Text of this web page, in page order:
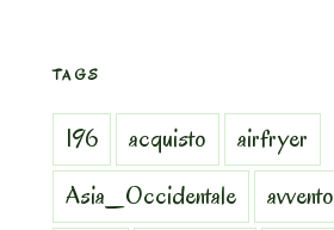
TAGS
196 acquisto
airfryer
Asia_Occidentale
avvento